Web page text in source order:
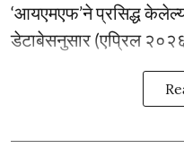
‘आयएमएफ’ने प्रसिद्ध
डेटाबेसनुसार (एप्रिल